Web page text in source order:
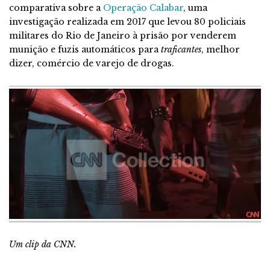
comparativa sobre a Operação Calabar, uma
investigação realizada em 2017 que levou 80 policiais
militares do Rio de Janeiro à prisão por venderem
munição e fuzis automáticos paratraficantes, melhor
dizer, comércio de varejo de drogas.
Um clip da CNN.